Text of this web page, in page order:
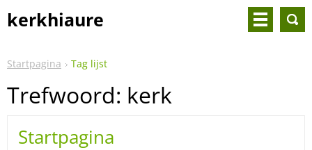
kerkhiaure
Startpagina Tag lijst
Trefwoord: kerk
Startpagina